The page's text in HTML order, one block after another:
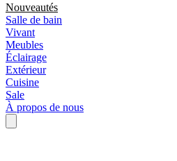
Nouveautés
Salle de bain
Vivant
Meubles
Éclairage
Extérieur
Cuisine
Sale
À propos de nous